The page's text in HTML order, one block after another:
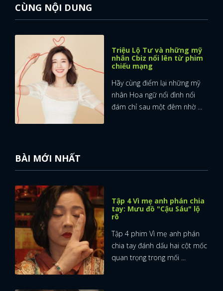
CÙNG NỘI DUNG
Triệu Lộ Tư và những mỹ
nhân Cbiz nổi lên từ phim
chiếu mạng
Hãy cùng điểm lại những mỹ
nhân Hoa ngữ nổi đình nổi
đám chỉ sau một đêm nhờ ...
BÀI MỚI NHẤT
Tập 4 Vì mẹ anh phán chia
tay: Mưu đồ "Cậu Sáu" lộ
rõ
Tập 4 phim Vì mẹ anh phán
chia tay đánh dấu hai cột mốc
quan trọng trong mối ...